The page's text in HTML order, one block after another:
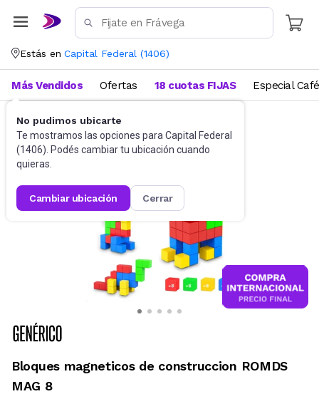
Estás en Capital Federal (1406)
No pudimos ubicarte
Te mostramos las opciones para Capital Federal
(1406). Podés cambiar tu ubicación cuando
quieras.
cambiar ubicación cerrar
Más Vendidos Ofertas 18 cuotas FIJAS Especial Café
Juguetes y Juegos
Bloques magneticos de construccion ROMDS
MAG 8